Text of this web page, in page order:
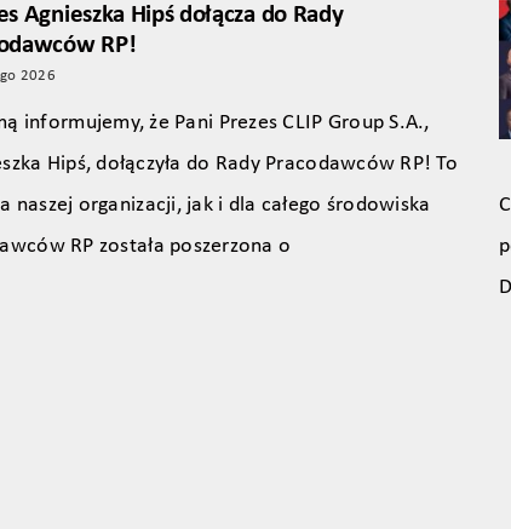
Agnieszka Hipś dołącza do Rady
RP!
2026
informujemy, że Pani Prezes CLIP Group S.A.,
Hipś, dołączyła do Rady Pracodawców RP! To
naszej organizacji, jak i dla całego środowiska
RP została poszerzona o